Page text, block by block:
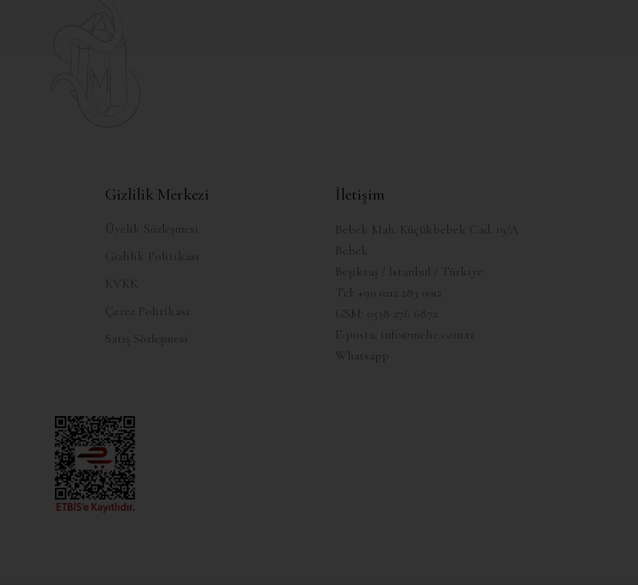
Gizlilik Merkezi
Üyelik Sözleşmesi
Gizlilik Politikası
KVKK
Çerez Politikası
Satış Sözleşmesi
İletişim
Bebek Mah. Küçükbebek Cad. 19/A
Bebek
Beşiktaş / İstanbul / Türkiye
Tel: +90 0212 283 0012
GSM: 0538 276 6872
E-posta: info@melie.com.tr
Whatsapp